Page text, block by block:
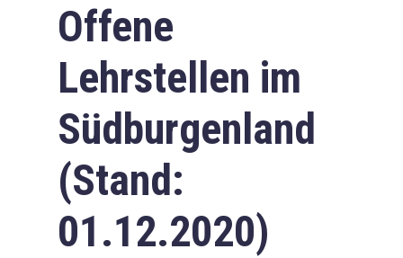
Offene
Lehrstellen im
Südburgenland
(Stand:
01.12.2020)